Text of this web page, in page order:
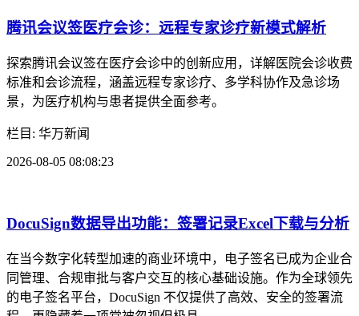
面试要点解析
草2026面试内容，详解招聘面试全流程与备战要点，提供实用
远程面试策略，助力求职者高效通关。
DocuSign模板功能深度应用：批量生成合同与个性
化字段配置
在企业日常运营中，合同管理往往是效率瓶颈所在。无论是销
售协议、采购订单，还是员工入职文件，处理大量重复性文档
的同时，还要保证每个客户的个性化需求不被遗漏——这是许